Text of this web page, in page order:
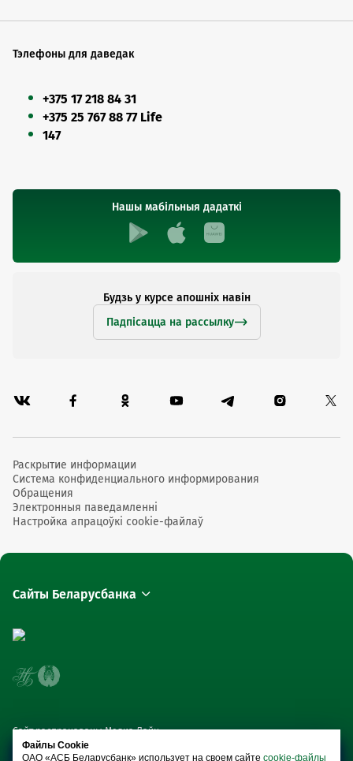
Тэлефоны для даведак
+375 17 218 84 31
+375 25 767 88 77 Life
147
Нашы мабільныя дадаткі
Будзь у курсе апошніх навін
Падпісацца на рассылку
Раскрытие информации
Система конфиденциального информирования
Обращения
Электронныя паведамленні
Настройка апрацоўкі cookie-файлаў
Сайты Беларусбанка
Сайт распрацаваны Медиа Лайн
Файлы Cookie
ОАО «АСБ Беларусбанк» использует на своем сайте cookie-файлы